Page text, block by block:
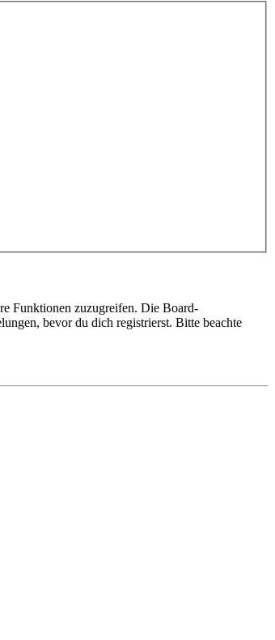
Funktionen zuzugreifen. Die Board-
bevor du dich registrierst. Bitte beachte